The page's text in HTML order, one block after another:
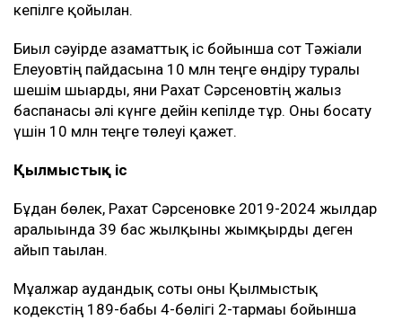
кепілге қойылған.
Биыл сәуірде азаматтық іс бойынша сот Тәжіғали
Елеуовтің пайдасына 10 млн теңге өндіру туралы
шешім шығарды, яғни Рахат Сәрсеновтің жалғыз
баспанасы әлі күнге дейін кепілде тұр. Оны босату
үшін 10 млн теңге төлеуі қажет.
Қылмыстық іс
Бұдан бөлек, Рахат Сәрсеновке 2019-2024 жылдар
аралығында 39 бас жылқыны жымқырды деген
айып тағылған.
Мұғалжар аудандық соты оны Қылмыстық
кодекстің 189-бабы 4-бөлігі 2-тармағы бойынша